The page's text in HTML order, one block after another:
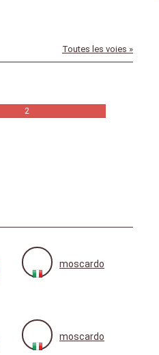
Toutes les voies »
2
moscardo
moscardo